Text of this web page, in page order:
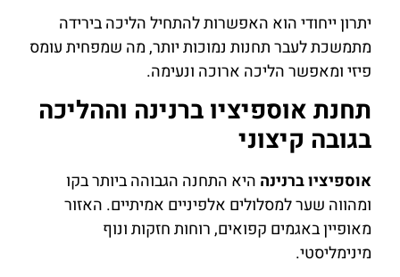
יתרון ייחודי הוא האפשרות להתחיל הליכה בירידה
מתמשכת לעבר תחנות נמוכות יותר, מה שמפחית עומס
פיזי ומאפשר הליכה ארוכה ונעימה.
תחנת אוספיציו ברנינה וההליכה
בגובה קיצוני
אוספיציו ברנינה היא התחנה הגבוהה ביותר בקו
ומהווה שער למסלולים אלפיניים אמיתיים. האזור
מאופיין באגמים קפואים, רוחות חזקות ונוף
מינימליסטי.